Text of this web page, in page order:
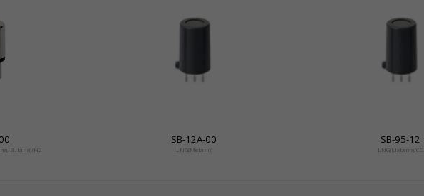
Butano)/H2
SB-12A-00
LNG(Metano)
SB-95-12
LNG(Metano)/CO